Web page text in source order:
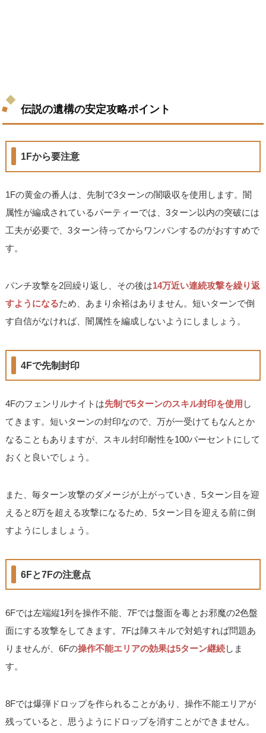
伝説の遺構の安定攻略ポイント
1Fから要注意
1Fの黄金の番人は、先制で3ターンの闇吸収を使用します。闇
属性が編成されているパーティーでは、3ターン以内の突破には
工夫が必要で、3ターン待ってからワンパンするのがおすすめで
す。
パンチ攻撃を2回繰り返し、その後は14万近い連続攻撃を繰り返
すようになるため、あまり余裕はありません。短いターンで倒
す自信がなければ、闇属性を編成しないようにしましょう。
4Fで先制封印
4Fのフェンリルナイトは先制で5ターンのスキル封印を使用 し
てきます。短いターンの封印なので、万が一受けてもなんとか
なることもありますが、スキル封印耐性を100パーセントにして
おくと良いでしょう。
また、毎ターン攻撃のダメージが上がっていき、5ターン目を迎
えると8万を超える攻撃になるため、5ターン目を迎える前に倒
すようにしましょう。
6Fと7Fの注意点
6Fでは左端縦1列を操作不能、7Fでは盤面を毒とお邪魔の2色盤
面にする攻撃をしてきます。7Fは陣スキルで対処すれば問題あ
りませんが、6Fの操作不能エリアの効果は5ターン継続しま
す。
8Fでは爆弾ドロップを作られることがあり、操作不能エリアが
残っていると、思うようにドロップを消すことができません。